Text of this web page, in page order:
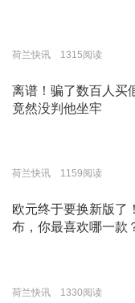
荷兰快讯 1315阅读
离谱！骗了数百人买
竟然没判他坐牢
荷兰快讯 1159阅读
欧元终于要换新版了
布，你最喜欢哪一款
荷兰快讯 1330阅读